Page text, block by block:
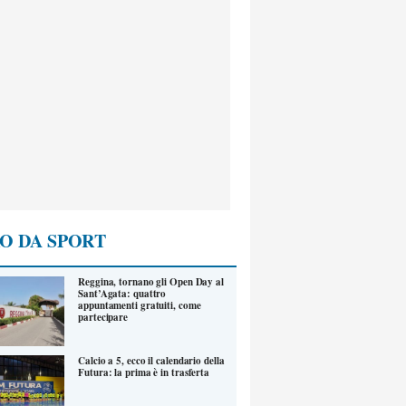
DA SPORT
Reggina, tornano gli Open Day al
Sant’Agata: quattro
appuntamenti gratuiti, come
partecipare
Calcio a 5, ecco il calendario della
Futura: la prima è in trasferta